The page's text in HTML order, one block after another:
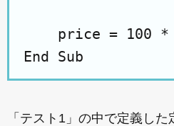
price = 100 *
「テスト1」の中で定義した